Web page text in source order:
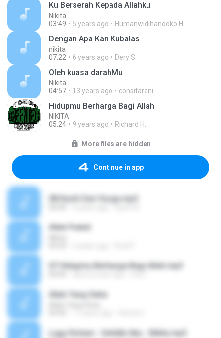
Ku Berserah Kepada Allahku
Nikita
03:49
5 years ago Humanwidihandoko H.
Dengan Apa Kan Kubalas
nikita
07:22
6 years ago Dery S.
Oleh kuasa darahMu
Nikita
04:57
13 years ago consitarani
Hidupmu Berharga Bagi Allah
NIKITA
05:24
9 years ago Richard H.
More files are hidden
Continue in app
08 Kasih Dari Surga.mp3
Allah Peduli
07 Hidupmu Berharga Bagi Allah.mp3
Allah Yang Setia
Lagu Rohani - Selidiki Aku - Nikita.mp3